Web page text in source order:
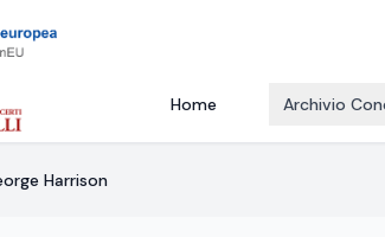
Home Archivio
Harrison